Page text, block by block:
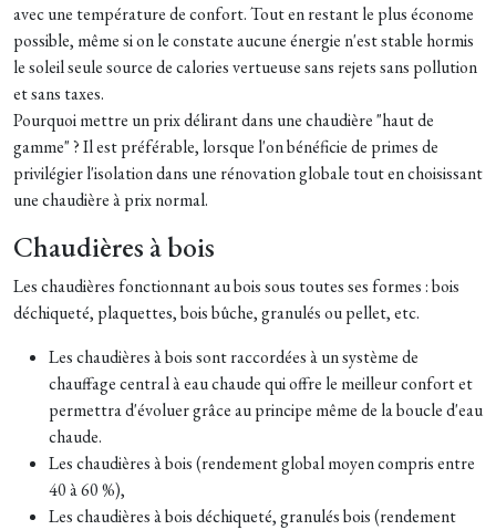
avec une température de confort. Tout en restant le plus économe
possible, même si on le constate aucune énergie n'est stable hormis
le soleil seule source de calories vertueuse sans rejets sans pollution
et sans taxes.
Pourquoi mettre un prix délirant dans une chaudière "haut de
gamme" ? Il est préférable, lorsque l'on bénéficie de primes de
privilégier l'isolation dans une rénovation globale tout en choisissant
une chaudière à prix normal.
Chaudières à bois
Les chaudières fonctionnant au bois sous toutes ses formes : bois
déchiqueté, plaquettes, bois bûche, granulés ou pellet, etc.
Les chaudières à bois sont raccordées à un système de
chauffage central à eau chaude qui offre le meilleur confort et
permettra d'évoluer grâce au principe même de la boucle d'eau
chaude.
Les chaudières à bois (rendement global moyen compris entre
40 à 60 %),
Les chaudières à bois déchiqueté, granulés bois (rendement